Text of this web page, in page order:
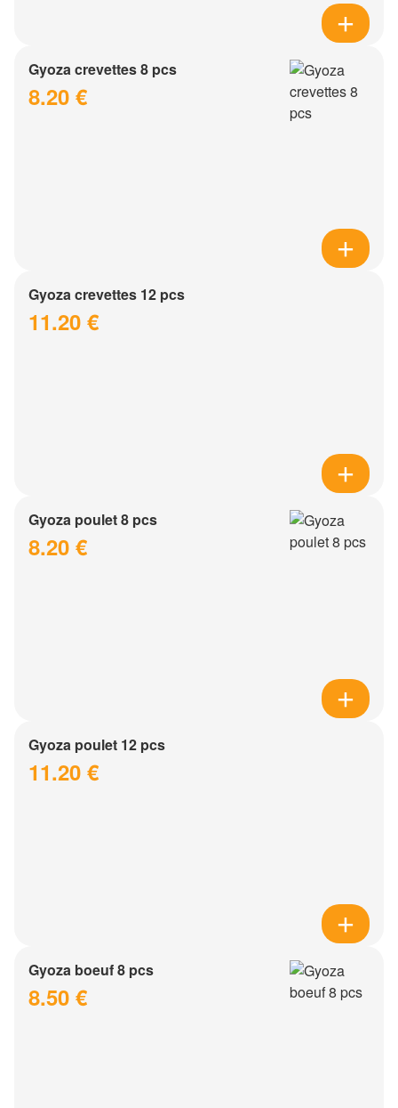
Gyoza crevettes 8 pcs
8.20 €
Gyoza crevettes 12 pcs
11.20 €
Gyoza poulet 8 pcs
8.20 €
Gyoza poulet 12 pcs
11.20 €
Gyoza boeuf 8 pcs
8.50 €